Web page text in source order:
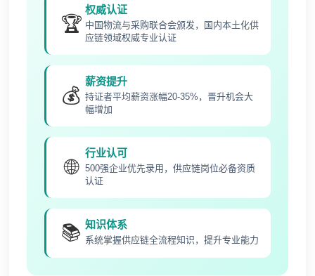
🏆
权威认证
中国物流与采购联合会颁发，国内本土化供
应链领域权威专业认证
💰
薪资提升
持证者平均薪资涨幅20-35%，晋升机会大
幅增加
🌐
行业认可
500强企业优先录用，供应链岗位必备资质
认证
📚 知识体系
系统掌握供应链全流程知识，提升专业能力